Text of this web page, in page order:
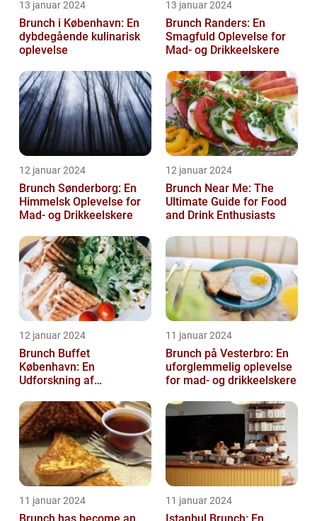
13 januar 2024
Brunch i København: En
dybdegående kulinarisk
oplevelse
13 januar 2024
Brunch Randers: En
Smagfuld Oplevelse for
Mad- og Drikkeelskere
12 januar 2024
Brunch Sønderborg: En
Himmelsk Oplevelse for
Mad- og Drikkeelskere
12 januar 2024
Brunch Near Me: The
Ultimate Guide for Food
and Drink Enthusiasts
12 januar 2024
Brunch Buffet
København: En
Udforskning af
11 januar 2024
Brunch på Vesterbro: En
uforglemmelig oplevelse
for mad- og drikkeelskere
11 januar 2024 11 januar 2024